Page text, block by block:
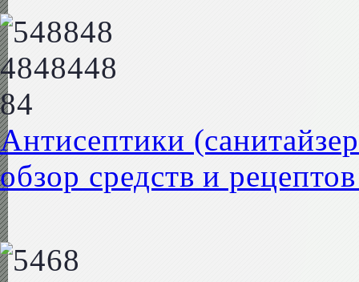
Антисептики
обзор средств и